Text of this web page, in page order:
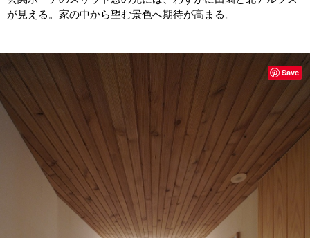
が見える。家の中から望む景色へ期待が高まる。
Save